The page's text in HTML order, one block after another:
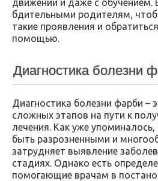
движений и даже с обучением.
бдительными родителям,
такие проявления и
помощью.
Диагностика болезни
Диагностика болезни фарби –
сложных этапов на пути к
лечения. Как уже
быть разрозненными и
затрудняет выявление
стадиях. Однако есть
помогающие врачам в